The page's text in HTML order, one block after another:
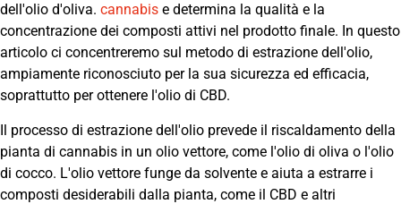
dell'olio d'oliva. cannabis e determina la qualità e la
concentrazione dei composti attivi nel prodotto finale. In questo
articolo ci concentreremo sul metodo di estrazione dell'olio,
ampiamente riconosciuto per la sua sicurezza ed efficacia,
soprattutto per ottenere l'olio di CBD.
Il processo di estrazione dell'olio prevede il riscaldamento della
pianta di cannabis in un olio vettore, come l'olio di oliva o l'olio
di cocco. L'olio vettore funge da solvente e aiuta a estrarre i
composti desiderabili dalla pianta, come il CBD e altri